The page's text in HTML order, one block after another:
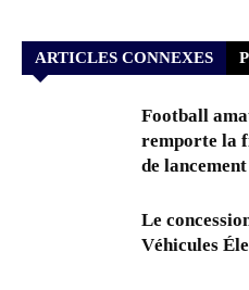
ARTICLES CONNEXES
Football
remporte la
de
Le
Véhicules